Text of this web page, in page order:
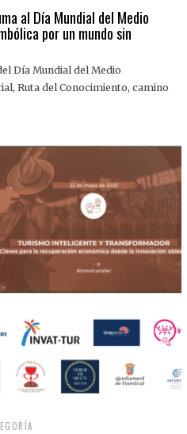
al Día Mundial del Medio
por un mundo sin
Día Mundial del Medio
Ruta del Conocimiento, camino